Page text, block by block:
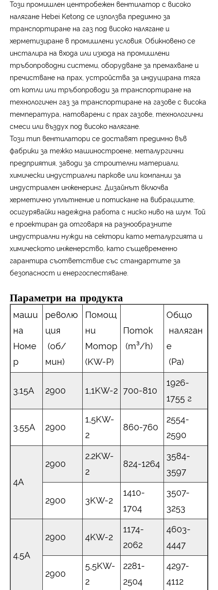
Този промишлен центробежен вентилатор с високо
налягане Hebei Ketong се използва предимно за
транспортиране на газ под високо налягане и
херметизиране в промишлени условия. Обикновено се
инсталира на входа или изхода на промишлени
тръбопроводни системи, оборудване за премахване и
пречистване на прах, устройства за индуцирана тяга
от котли или тръбопроводи за транспортиране на
технологичен газ за транспортиране на газове с висока
температура, натоварени с прах газове, технологични
смеси или въздух под високо налягане.
Този тип вентилатори се доставят предимно във
фабрики за тежко машиностроене, металургични
предприятия, заводи за строителни материали,
химически индустриални паркове или компании за
индустриален инженеринг. Дизайнът включва
херметично уплътнение и потискане на вибрациите,
осигурявайки надеждна работа с ниско ниво на шум. Той
е проектиран да отговаря на разнообразните
индустриални нужди на сектори като металургията и
химическото инженерство, като същевременно
гарантира съответствие със стандартите за
безопасност и енергоспестяване.
Параметри на продукта
маши
на
Номе
р
револю
ция
(об/
мин)
Помощ
ни
Мотор
(KW-P)
Поток
(m³/h)
Общо
наляган
е
(Pa)
3.15A 2900 1,1KW-2 700-810
1926-
1755 г
3.55A 2900
1,5KW-
2
860-760
2554-
2590
4А
2900
2.2KW-
2
824-1264
3584-
3597
2900 3KW-2
1410-
1704
3507-
3253
4.5A
2900 4KW-2
1174-
2062
4603-
4447
2900
5,5KW-
2
2281-
2504
4297-
4112